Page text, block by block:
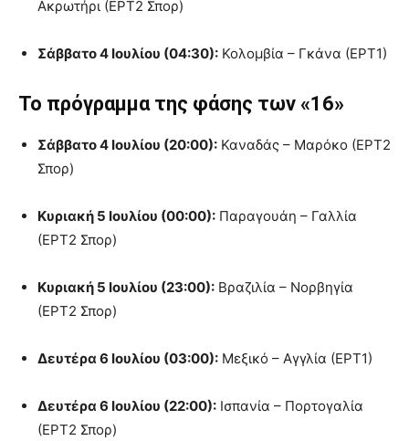
Ακρωτήρι (ΕΡΤ2 Σπορ)
Σάββατο 4 Ιουλίου (04:30): Κολομβία – Γκάνα (ΕΡΤ1)
Το πρόγραμμα της φάσης των «16»
Σάββατο 4 Ιουλίου (20:00): Καναδάς – Μαρόκο (ΕΡΤ2
Σπορ)
Κυριακή 5 Ιουλίου (00:00): Παραγουάη – Γαλλία
(ΕΡΤ2 Σπορ)
Κυριακή 5 Ιουλίου (23:00): Βραζιλία – Νορβηγία
(ΕΡΤ2 Σπορ)
Δευτέρα 6 Ιουλίου (03:00): Μεξικό – Αγγλία (ΕΡΤ1)
Δευτέρα 6 Ιουλίου (22:00): Ισπανία – Πορτογαλία
(ΕΡΤ2 Σπορ)